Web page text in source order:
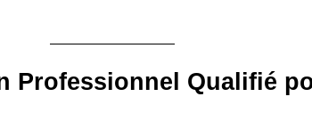
Professionnel Qualifié